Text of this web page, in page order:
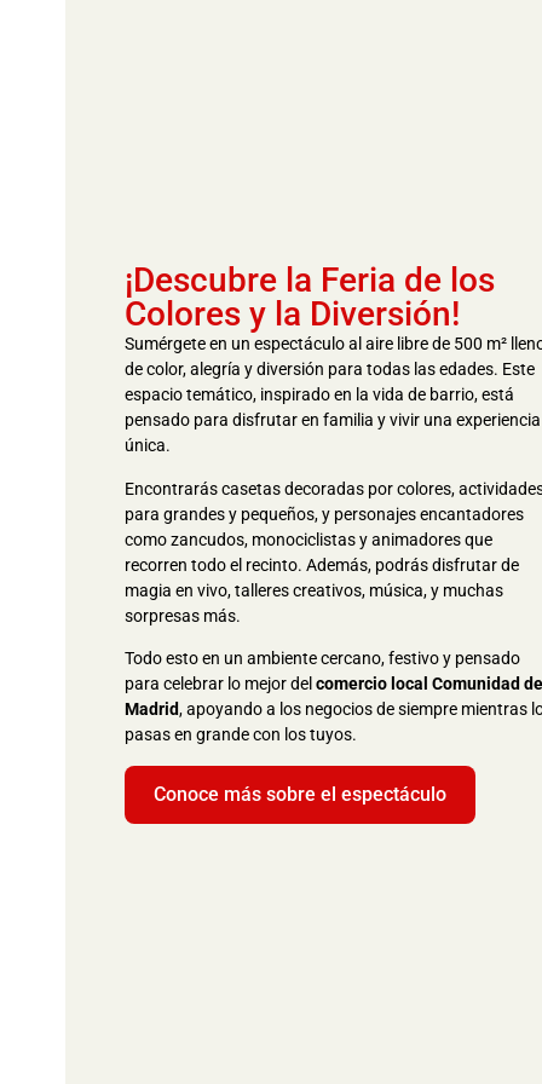
¡Descubre la Feria de los
Colores y la Diversión!
Sumérgete en un espectáculo al aire libre de 500 m²
de color, alegría y diversión para todas las edades. Este
espacio temático, inspirado en la vida de barrio, está
pensado para disfrutar en familia y vivir una experiencia
única.
Encontrarás casetas decoradas por colores,
para grandes y pequeños, y personajes encantadores
como zancudos, monociclistas y animadores que
recorren todo el recinto. Además, podrás disfrutar de
magia en vivo, talleres creativos, música, y muchas
sorpresas más.
Todo esto en un ambiente cercano, festivo y pensado
para celebrar lo mejor delcomercio local Comunidad
Madrid, apoyando a los negocios de siempre mientras
pasas en grande con los tuyos.
Conoce más sobre el espectáculo